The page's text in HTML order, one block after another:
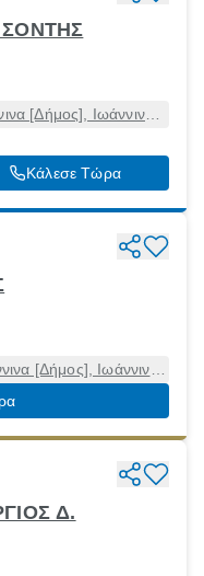
[Δήμος], Ιωάννινα,
Κάλεσε Τώρα
[Δήμος], Ιωάννινα,
Δ.